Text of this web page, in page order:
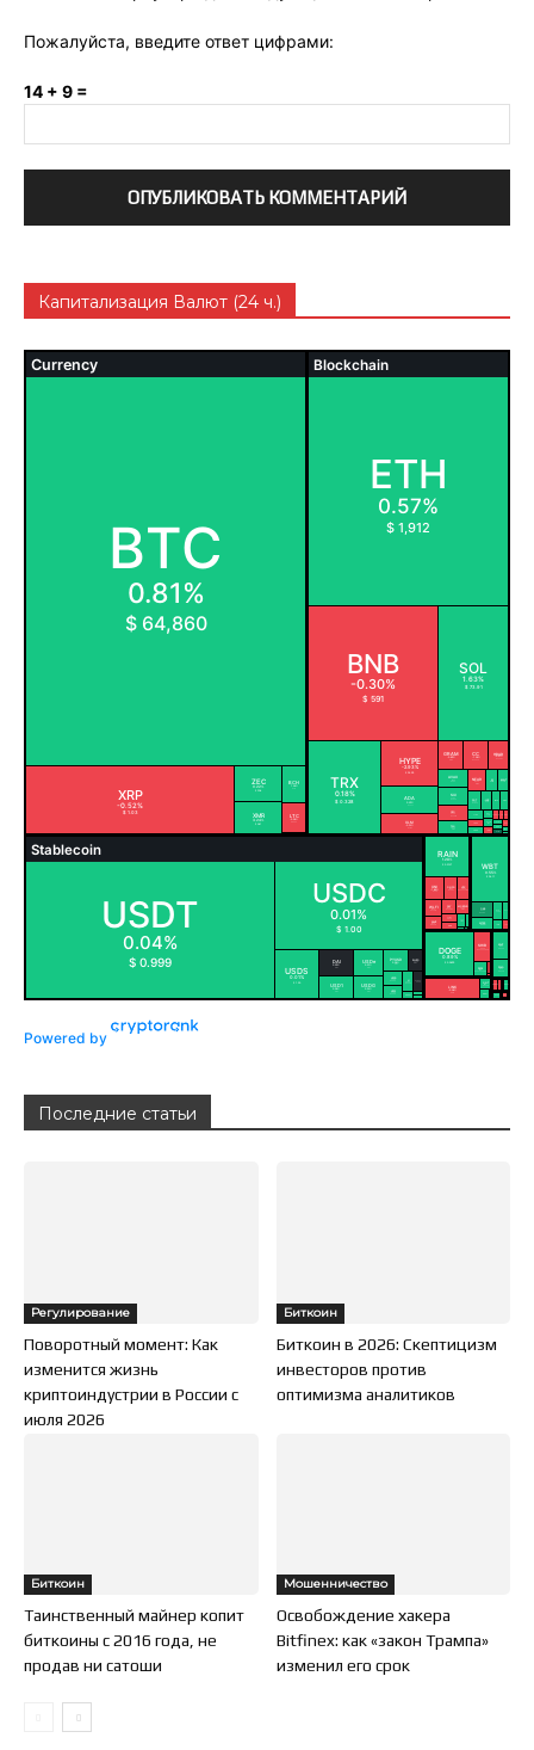
Пожалуйста, введите ответ цифрами:
14 + 9 =
Капитализация Валют (24 ч.)
Powered by
Последние статьи
Регулирование
Поворотный момент: Как
изменится жизнь
криптоиндустрии в России с
июля 2026
Биткоин
Биткоин в 2026: Скептицизм
инвесторов против
оптимизма аналитиков
Биткоин
Таинственный майнер копит
биткоины с 2016 года, не
продав ни сатоши
Мошенничество
Освобождение хакера
Bitfinex: как «закон Трампа»
изменил его срок